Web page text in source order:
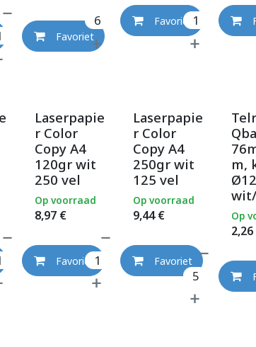
Favoriet
Favoriet
Laserpapie
r Color
Copy A4
120gr wit
250 vel
8,97€
Op voorraad
Favoriet
Laserpapie
r Color
Copy A4
250gr wit
125 vel
9,44€
Op voorraad
Favoriet
m,
2,26
Op